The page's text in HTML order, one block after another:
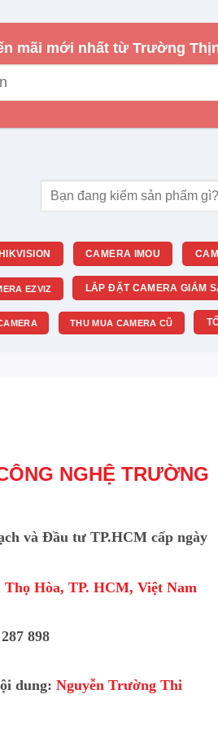
suất phát phù hợp. Cáp càng
vệ môi trường, vừa tiết kiệm được
Green Ethernet trên TL-LS1008G
tính năng Plug &
nên phổ biến chính là tính năng
không cần phải thực hiện bất
mãi mới nhất từ Trường
Tìm
CAMERA IMOU
EZVIZ LẮP ĐẶT CAMERA GIÁM
THU MUA CAMERA CŨ
NGHỆ TRƯỜNG
và Đầu tư TP.HCM cấp ngày
Hòa, TP. HCM, Việt Nam
898
dung: Nguyễn Trường Thi